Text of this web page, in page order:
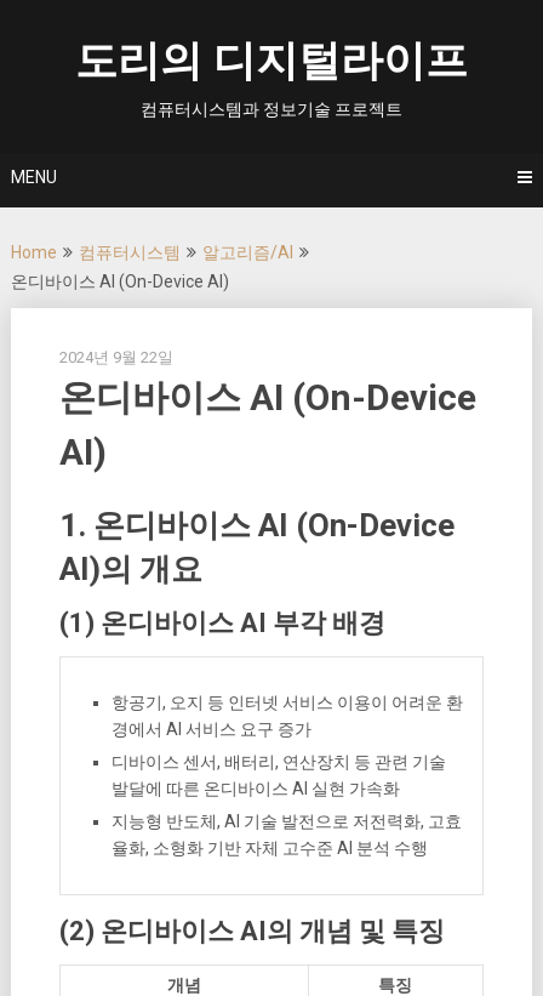
도리의 디지털라이프
컴퓨터시스템과 정보기술 프로젝트
MENU
Home 컴퓨터시스템
알고리즘/AI
온디바이스 AI (On-Device AI)
2024년 9월 22일
온디바이스 AI (On-Device
AI)
1. 온디바이스 AI (On-Device
AI)의 개요
(1) 온디바이스 AI 부각 배경
항공기, 오지 등 인터넷 서비스 이용이 어려운 환
경에서 AI 서비스 요구 증가
디바이스 센서, 배터리, 연산장치 등 관련 기술
발달에 따른 온디바이스 AI 실현 가속화
지능형 반도체, AI 기술 발전으로 저전력화, 고효
율화, 소형화 기반 자체 고수준 AI 분석 수행
(2) 온디바이스 AI의 개념 및 특징
개념 특징